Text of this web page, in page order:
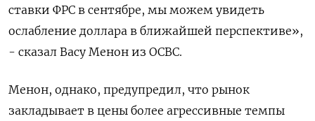
ставки ФРС в сентябре, мы можем увидеть
ослабление доллара в ближайшей перспективе»,
- сказал Васу Менон из OCBC.
Менон, однако, предупредил, что рынок
закладывает в цены более агрессивные темпы